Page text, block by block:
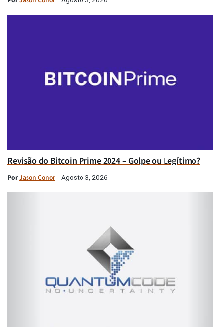
Revisão do Bitcoin Prime 2024 – Golpe ou Legítimo?
PorJason Conor Agosto 3, 2026